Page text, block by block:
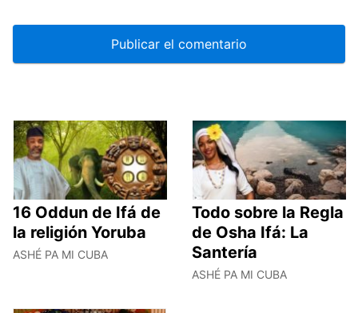
16 Oddun de Ifá de
la religión Yoruba
ASHÉ PA MI CUBA
Todo sobre la Regla
de Osha Ifá: La
Santería
ASHÉ PA MI CUBA